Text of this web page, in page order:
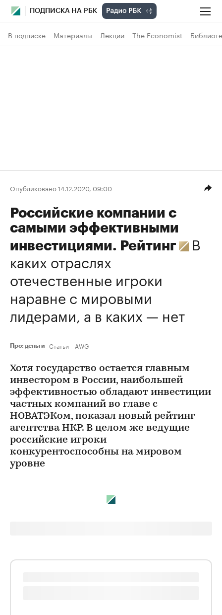
ПОДПИСКА НА РБК
В подписке Материалы Лекции The Economist
Опубликовано 14.12.2020, 09:00
Российские компании с
самыми эффективными
инвестициями. Рейтинг
В
каких отраслях
отечественные игроки
наравне с мировыми
лидерами, а в каких — нет
Про: деньги Статьи AWG
Хотя государство остается главным
инвестором в России, наибольшей
эффективностью обладают инвестиции
частных компаний во главе с
НОВАТЭКом, показал новый рейтинг
агентства НКР. В целом же ведущие
российские игроки
конкурентоспособны на мировом
уровне